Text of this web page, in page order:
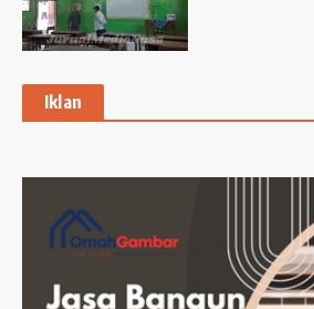
Iklan